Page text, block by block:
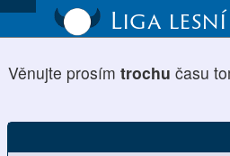
Liga
Věnujte prosím trochu času